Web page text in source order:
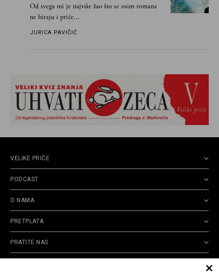
Od svega mi je najviše žao što se osim romana
ne biraju i priče...
JURICA PAVIČIĆ
VELIKE PRIČE
PODCAST
O NAMA
PRETPLATA
PRATITE NAS